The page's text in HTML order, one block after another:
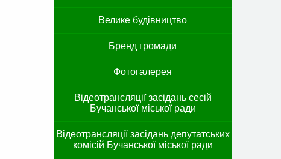
Велике будівництво
Бренд громади
Фотогалерея
Відеотрансляції засідань сесій
Бучанської міської ради
Відеотрансляції засідань депутатських
комісій Бучанської міської ради